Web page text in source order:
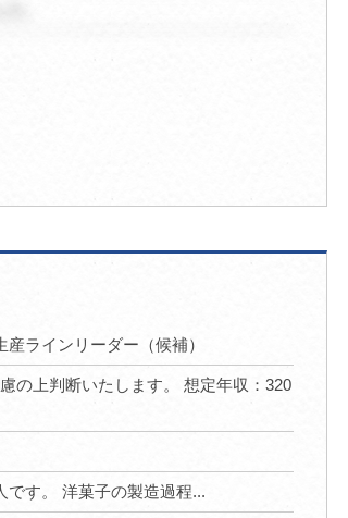
ラインリーダー（候補）
の上判断いたします。 想定年収：320
です。 洋菓子の製造過程...